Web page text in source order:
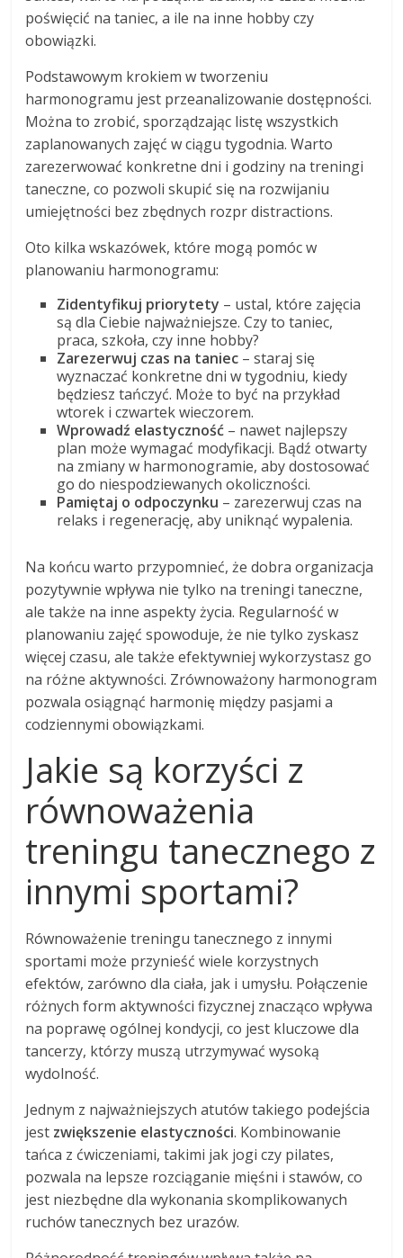
poświęcić na taniec, a ile na inne hobby czy
obowiązki.
Podstawowym krokiem w tworzeniu
harmonogramu jest przeanalizowanie dostępności.
Można to zrobić, sporządzając listę wszystkich
zaplanowanych zajęć w ciągu tygodnia. Warto
zarezerwować konkretne dni i godziny na treningi
taneczne, co pozwoli skupić się na rozwijaniu
umiejętności bez zbędnych rozpr distractions.
Oto kilka wskazówek, które mogą pomóc w
planowaniu harmonogramu:
Zidentyfikuj priorytety – ustal, które zajęcia
są dla Ciebie najważniejsze. Czy to taniec,
praca, szkoła, czy inne hobby?
Zarezerwuj czas na taniec – staraj się
wyznaczać konkretne dni w tygodniu, kiedy
będziesz tańczyć. Może to być na przykład
wtorek i czwartek wieczorem.
Wprowadź elastyczność – nawet najlepszy
plan może wymagać modyfikacji. Bądź otwarty
na zmiany w harmonogramie, aby dostosować
go do niespodziewanych okoliczności.
Pamiętaj o odpoczynku – zarezerwuj czas na
relaks i regenerację, aby uniknąć wypalenia.
Na końcu warto przypomnieć, że dobra organizacja
pozytywnie wpływa nie tylko na treningi taneczne,
ale także na inne aspekty życia. Regularność w
planowaniu zajęć spowoduje, że nie tylko zyskasz
więcej czasu, ale także efektywniej wykorzystasz go
na różne aktywności. Zrównoważony harmonogram
pozwala osiągnąć harmonię między pasjami a
codziennymi obowiązkami.
Jakie są korzyści z
równoważenia
treningu tanecznego z
innymi sportami?
Równoważenie treningu tanecznego z innymi
sportami może przynieść wiele korzystnych
efektów, zarówno dla ciała, jak i umysłu. Połączenie
różnych form aktywności fizycznej znacząco wpływa
na poprawę ogólnej kondycji, co jest kluczowe dla
tancerzy, którzy muszą utrzymywać wysoką
wydolność.
Jednym z najważniejszych atutów takiego podejścia
jest zwiększenie elastyczności. Kombinowanie
tańca z ćwiczeniami, takimi jak jogi czy pilates,
pozwala na lepsze rozciąganie mięśni i stawów, co
jest niezbędne dla wykonania skomplikowanych
ruchów tanecznych bez urazów.